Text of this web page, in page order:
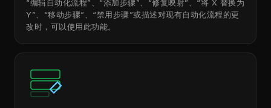
“编辑自动化流程”、“添加步骤”、“修复映射”、“将 X 替换为
Y”、“移动步骤”、“禁用步骤”或描述对现有自动化流程的更
改时，可以使用此功能。